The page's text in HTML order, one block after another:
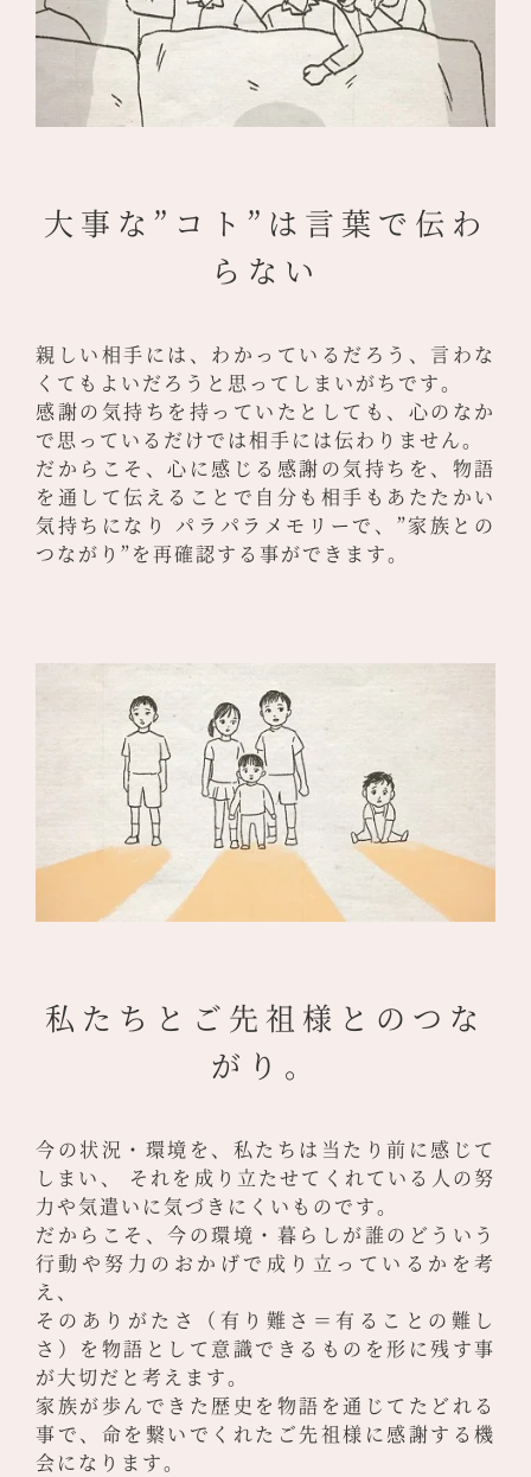
大事な”コト”は言葉で伝わ
らない
親しい相手には、わかっているだろう、言わな
くてもよいだろうと思ってしまいがちです。
感謝の気持ちを持っていたとしても、心のなか
で思っているだけでは相手には伝わりません。
だからこそ、心に感じる感謝の気持ちを、物語
を通して伝えることで自分も相手もあたたかい
気持ちになり パラパラメモリーで、”家族との
つながり”を再確認する事ができます。
私たちとご先祖様とのつな
がり。
今の状況・環境を、私たちは当たり前に感じて
しまい、
それを成り立たせてくれている人の努
力や気遣いに気づきにくいものです。
だからこそ、今の環境・暮らしが誰のどういう
行動や努力のおかげで成り立っているかを考
え、
そのありがたさ（有り難さ＝有ることの難し
さ）を物語として意識できるものを形に残す事
が大切だと考えます。
家族が歩んできた歴史を物語を通じてたどれる
事で、命を繋いでくれたご先祖様に感謝する機
会になります。